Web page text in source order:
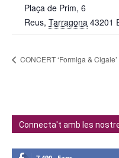
Plaça de Prim, 6
Reus, Tarragona 43201
CONCERT ‘Formiga & Cigale’
Connecta't amb les